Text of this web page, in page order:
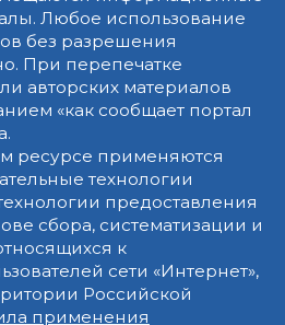
Любое использование
без разрешения
При перепечатке
авторских материалов
«как сообщает портал
ресурсе применяются
технологии
предоставления
сбора, систематизации и
к
сети «Интернет»,
Российской
применения